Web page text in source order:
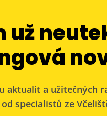
už
aktualit a užitečných
specialistů ze